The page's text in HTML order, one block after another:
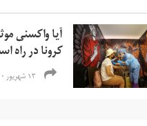
آیا واکسنی
کرونا در راه
۱۳ شهریور ۱۴۰۰